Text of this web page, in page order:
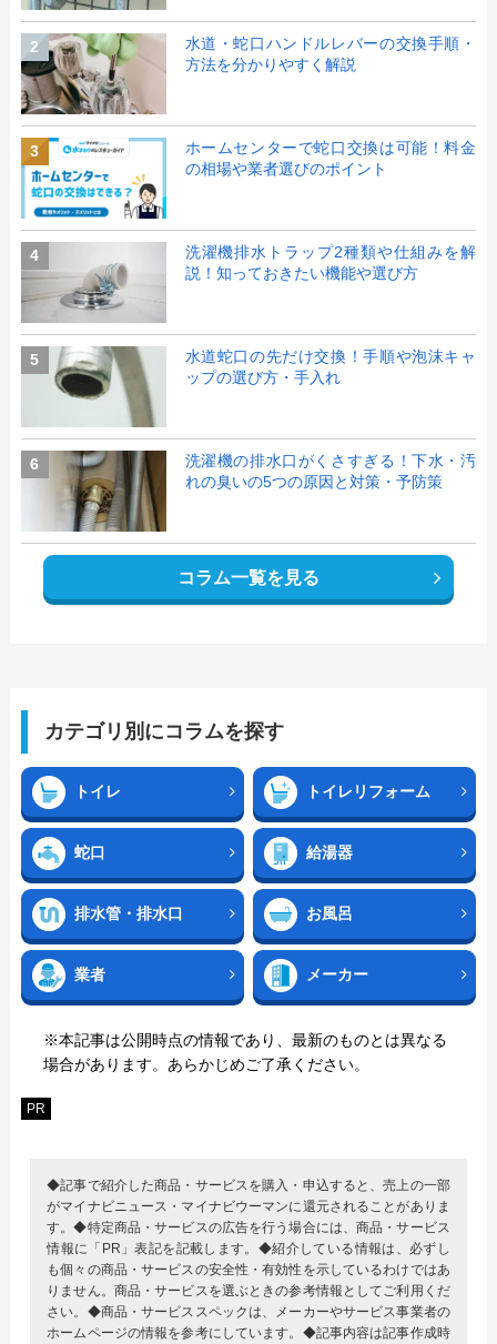
2
水道・蛇口ハンドルレバーの交換手順・
方法を分かりやすく解説
3
ホームセンターで蛇口交換は可能！料金
の相場や業者選びのポイント
4
洗濯機排水トラップ2種類や仕組みを解
説！知っておきたい機能や選び方
5
水道蛇口の先だけ交換！手順や泡沫キャ
ップの選び方・手入れ
6
洗濯機の排水口がくさすぎる！下水・汚
れの臭いの5つの原因と対策・予防策
コラム一覧を見る
カテゴリ別にコラムを探す
トイレ トイレリフォーム
蛇口 給湯器
排水管・排水口 お風呂
業者 メーカー
※本記事は公開時点の情報であり、最新のものとは異なる
場合があります。あらかじめご了承ください。
PR
◆記事で紹介した商品・サービスを購入・申込すると、売上の一部
がマイナビニュース・マイナビウーマンに還元されることがありま
す。◆特定商品・サービスの広告を行う場合には、商品・サービス
情報に「PR」表記を記載します。◆紹介している情報は、必ずし
も個々の商品・サービスの安全性・有効性を示しているわけではあ
りません。商品・サービスを選ぶときの参考情報としてご利用くだ
さい。◆商品・サービススペックは、メーカーやサービス事業者の
ホームページの情報を参考にしています。◆記事内容は記事作成時